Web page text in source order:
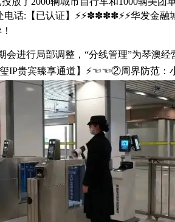
电话:【已认证】⚡⚡✽✽✽✽⚡⚡华发
行局部调整，“分线管理”为琴澳经
IP贵宾臻享通道】⚡☜☜②周界防范